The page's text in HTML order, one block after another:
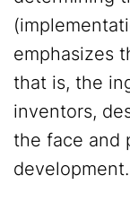
emphasizes
that is, the
inventors,
the face and
development.